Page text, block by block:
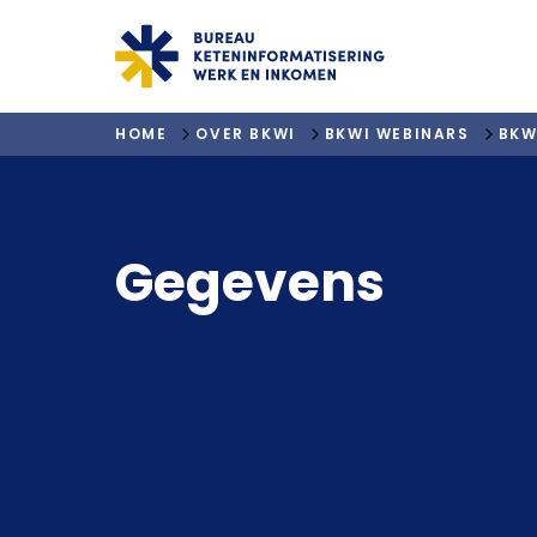
"ga naar homepagina"
HOME OVER BKWI BKWI WEBINARS
Gegevens